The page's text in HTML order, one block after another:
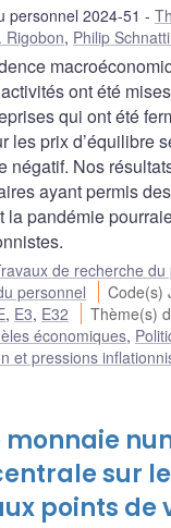
personnel 2024-51
Rigobon, Philip
ont été
qui ont été
les prix d’équilibre
négatif. Nos
ayant permis
la pandémie
de recherche du
personnel
Code(s)
, E3, E32 Thème(s)
économiques,
et pressions
monnaie
sur
points de